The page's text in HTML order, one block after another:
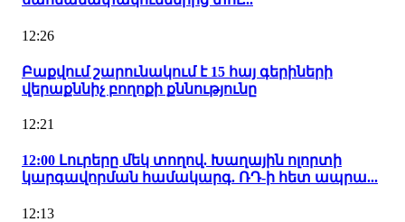
12:26
Բաքվում շարունակում է 15 հայ գերիների
վերաքննիչ բողոքի քննությունը
12:21
12:00 Լուրերը մեկ տողով. Խաղային ոլորտի
կարգավորման համակարգ. ՌԴ-ի հետ ապրա...
12:13